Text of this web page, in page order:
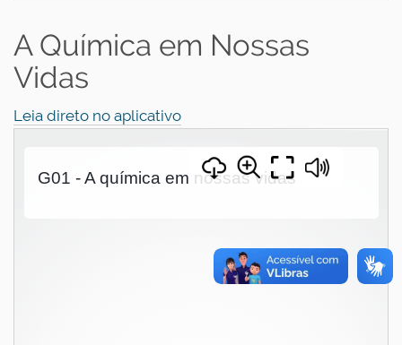
A Química em Nossas
Vidas
Leia direto no aplicativo